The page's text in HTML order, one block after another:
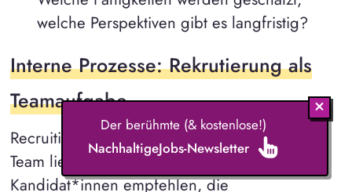
welche Perspektiven gibt es langfristig?
Interne Prozesse: Rekrutierung als
Teamaufgabe
Recruiting darf nicht allein bei einer Person im
Team liegen. Alle können beitragen, indem sie
Kandidat*innen empfehlen, die
Der berühmte (& kostenlose!)
NachhaltigeJobs-Newsletter